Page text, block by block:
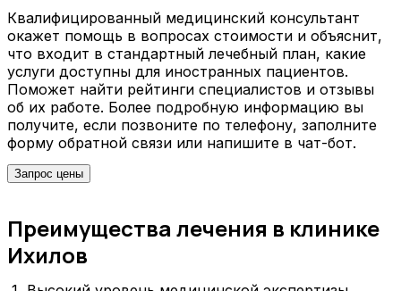
Квалифицированный медицинский консультант
окажет помощь в вопросах стоимости и объяснит,
что входит в стандартный лечебный план, какие
услуги доступны для иностранных пациентов.
Поможет найти рейтинги специалистов и отзывы
об их работе. Более подробную информацию вы
получите, если позвоните по телефону, заполните
форму обратной связи или напишите в чат-бот.
Запрос цены
Преимущества лечения в клинике
Ихилов